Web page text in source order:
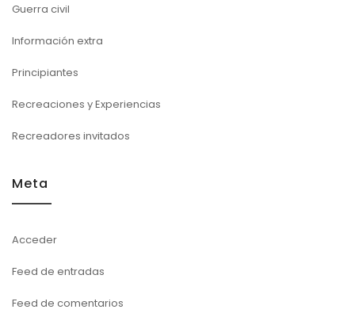
Guerra civil
Información extra
Principiantes
Recreaciones y Experiencias
Recreadores invitados
Meta
Acceder
Feed de entradas
Feed de comentarios